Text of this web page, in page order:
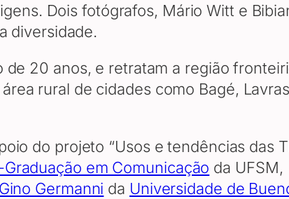
Dois fotógrafos, Mário Witt e
diversidade.
20 anos, e retratam a região
rural de cidades como Bagé,
do projeto “Usos e tendências das
Graduação em Comunicação da UFSM,
Germanni da Universidade de